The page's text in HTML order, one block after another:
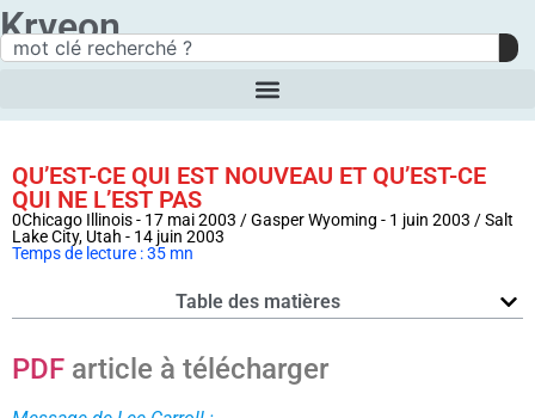
Kryeon
QU’EST-CE QUI EST NOUVEAU ET QU’EST-CE
QUI NE L’EST PAS
0Chicago Illinois - 17 mai 2003 / Gasper Wyoming - 1 juin 2003 / Salt
Lake City, Utah - 14 juin 2003
Temps de lecture : 35 mn
Table des matières
PDF article à télécharger